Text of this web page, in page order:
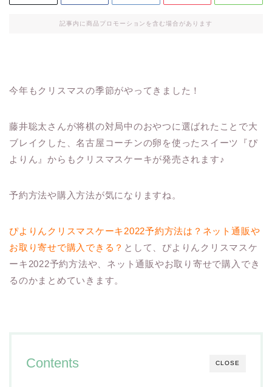
記事内に商品プロモーションを含む場合があります
今年もクリスマスの季節がやってきました！
藤井聡太さんが将棋の対局中のおやつに選ばれたことで大
ブレイクした、名古屋コーチンの卵を使ったスイーツ『ぴ
よりん』からもクリスマスケーキが発売されます♪
予約方法や購入方法が気になりますね。
ぴよりんクリスマスケーキ2022予約方法は？ネット通販や
お取り寄せで購入できる？ として、ぴよりんクリスマスケ
ーキ2022予約方法や、ネット通販やお取り寄せで購入でき
るのかまとめていきます。
CLOSE
Contents